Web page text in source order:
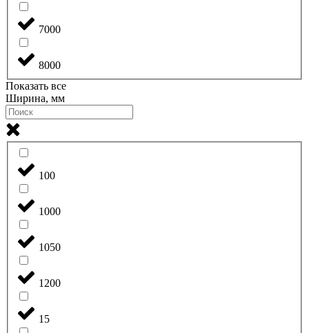
7000
8000
Показать все
Ширина, мм
100
1000
1050
1200
15